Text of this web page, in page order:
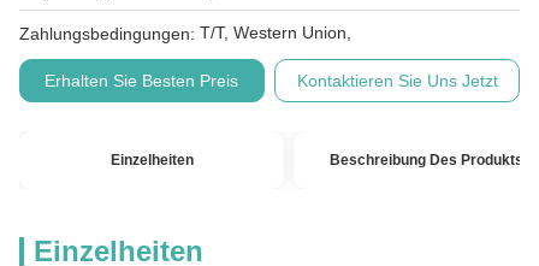
Zahlungsbedingungen: T/T, Western Union,
Erhalten Sie Besten Preis Kontaktieren Sie Uns Jetzt
Einzelheiten Beschreibung Des Produkts
Einzelheiten